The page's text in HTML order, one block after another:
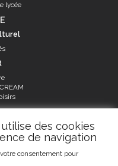
des cookies
de navigation
consentement pour
lycée
sportifs